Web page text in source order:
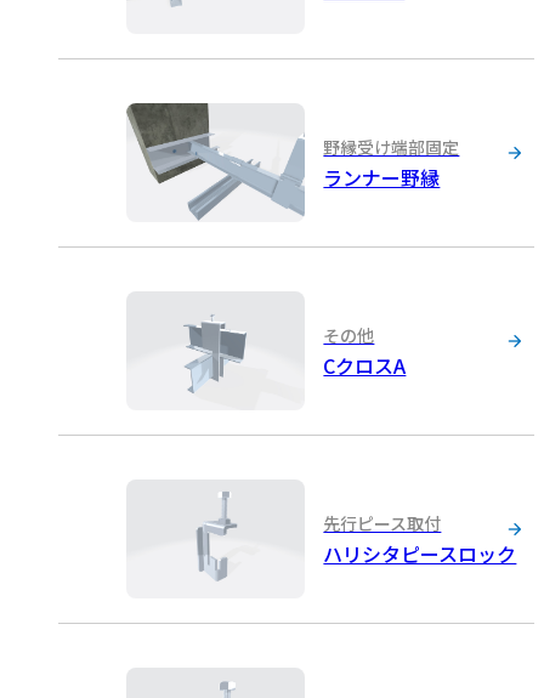
野縁受け端部固定
ランナー野縁
その他
CクロスA
先行ピース取付
ハリシタピースロック